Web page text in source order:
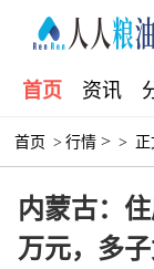
首页 资讯
首页 > 行情 > >
内蒙古：
万元，多